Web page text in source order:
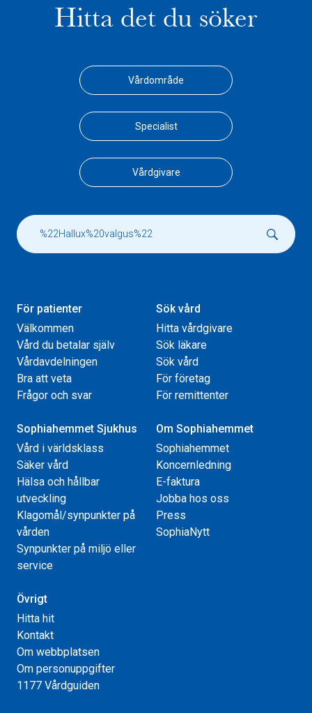
Hitta det du söker
Vårdområde
Specialist
Vårdgivare
För patienter
Välkommen
Vård du betalar själv
Vårdavdelningen
Bra att veta
Frågor och svar
Sök vård
Hitta vårdgivare
Sök läkare
Sök vård
För företag
För remittenter
Sophiahemmet Sjukhus
Vård i världsklass
Säker vård
Hälsa och hållbar
utveckling
Klagomål/synpunkter på
vården
Synpunkter på miljö eller
service
Om Sophiahemmet
Sophiahemmet
Koncernledning
E-faktura
Jobba hos oss
Press
SophiaNytt
Övrigt
Hitta hit
Kontakt
Om webbplatsen
Om personuppgifter
1177 Vårdguiden